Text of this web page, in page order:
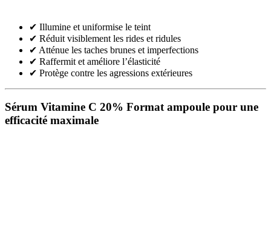
✔ Illumine et uniformise le teint
✔ Réduit visiblement les rides et ridules
✔ Atténue les taches brunes et imperfections
✔ Raffermit et améliore l’élasticité
✔ Protège contre les agressions extérieures
Sérum Vitamine C 20% Format ampoule pour une
efficacité maximale